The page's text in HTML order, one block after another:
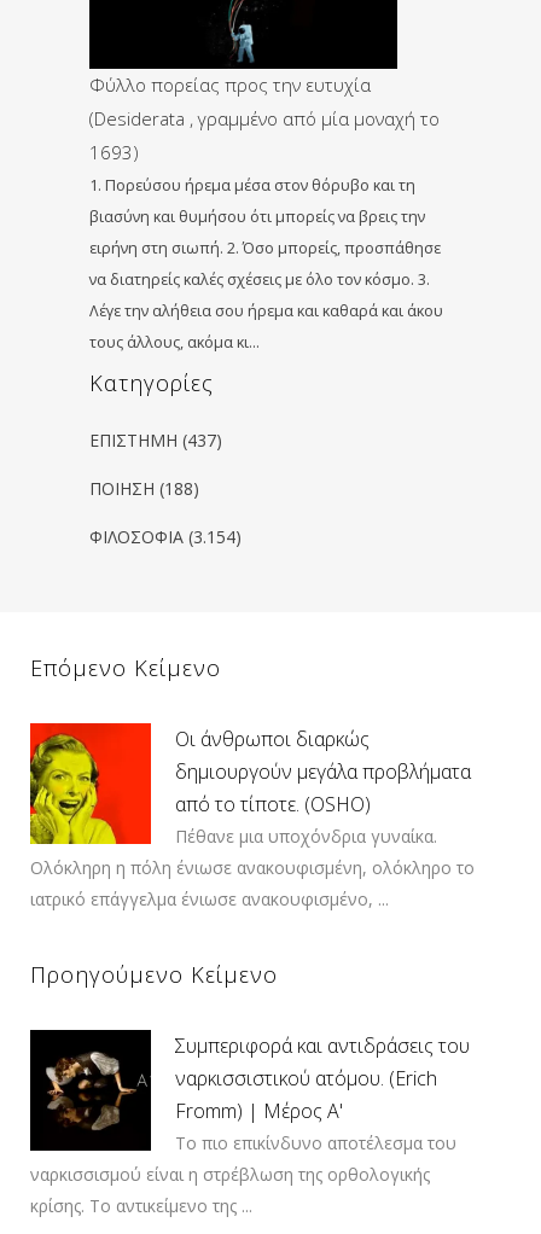
Φύλλο πορείας προς την ευτυχία
(Desiderata , γραμμένο από μία μοναχή το
1693)
1. Πορεύσου ήρεμα μέσα στον θόρυβο και τη
βιασύνη και θυμήσου ότι μπορείς να βρεις την
ειρήνη στη σιωπή. 2. Όσο μπορείς, προσπάθησε
να διατηρείς καλές σχέσεις με όλο τον κόσμο. 3.
Λέγε την αλήθεια σου ήρεμα και καθαρά και άκου
τους άλλους, ακόμα κι…
Kατηγορίες
ΕΠΙΣΤΗΜΗ (437)
ΠΟΙΗΣΗ (188)
ΦΙΛΟΣΟΦΙΑ (3.154)
Επόμενο Κείμενο
Οι άνθρωποι διαρκώς
δημιουργούν μεγάλα προβλήματα
από το τίποτε. (OSHO)
Πέθανε μια υποχόνδρια γυναίκα.
Ολόκληρη η πόλη ένιωσε ανακουφισμένη, ολόκληρο το
ιατρικό επάγγελμα ένιωσε ανακουφισμένο, ...
Προηγούμενο Κείμενο
Συμπεριφορά και αντιδράσεις του
ναρκισσιστικού ατόμου. (Erich
Fromm) | Μέρος Α'
Το πιο επικίνδυνο αποτέλεσμα του
ναρκισσισμού είναι η στρέβλωση της ορθολογικής
κρίσης. Το αντικείμενο της ...